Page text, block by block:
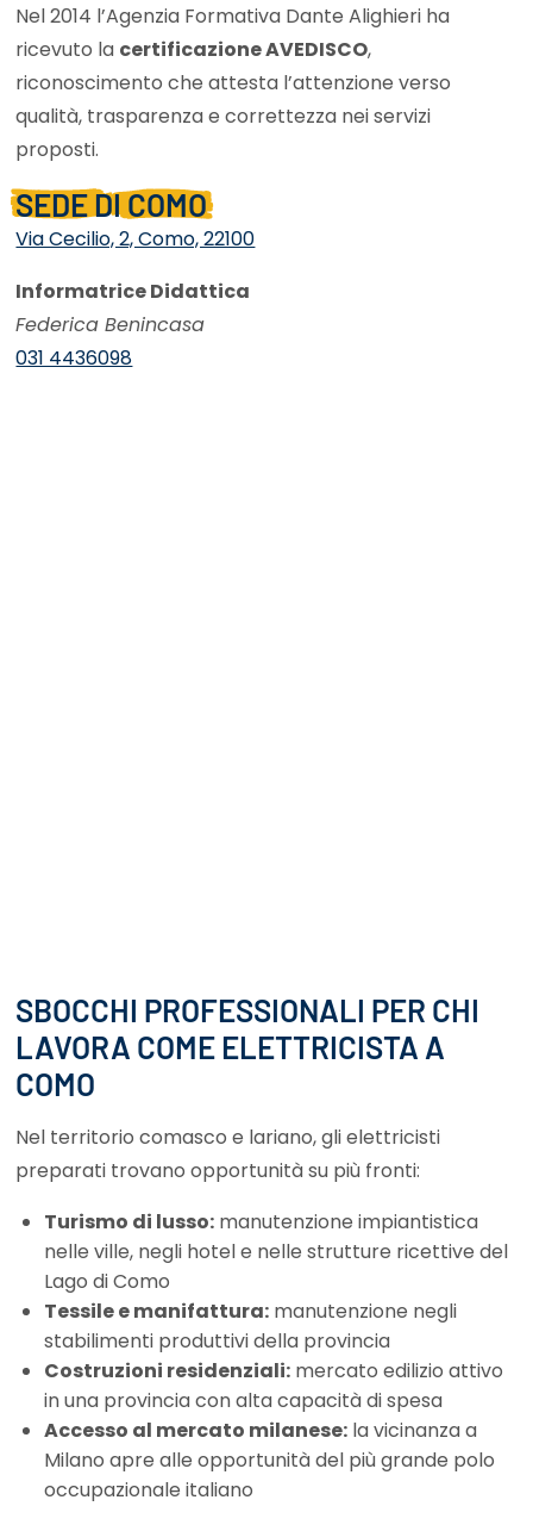
Nel 2014 l’Agenzia Formativa Dante Alighieri ha
ricevuto la certificazione AVEDISCO,
riconoscimento che attesta l’attenzione verso
qualità, trasparenza e correttezza nei servizi
proposti.
SEDE DI COMO
Via Cecilio, 2, Como, 22100
Informatrice Didattica
Federica Benincasa
031 4436098
SBOCCHI PROFESSIONALI PER CHI
LAVORA COME ELETTRICISTA A
COMO
Nel territorio comasco e lariano, gli elettricisti
preparati trovano opportunità su più fronti:
Turismo di lusso: manutenzione impiantistica
nelle ville, negli hotel e nelle strutture ricettive del
Lago di Como
Tessile e manifattura: manutenzione negli
stabilimenti produttivi della provincia
Costruzioni residenziali: mercato edilizio attivo
in una provincia con alta capacità di spesa
Accesso al mercato milanese: la vicinanza a
Milano apre alle opportunità del più grande polo
occupazionale italiano